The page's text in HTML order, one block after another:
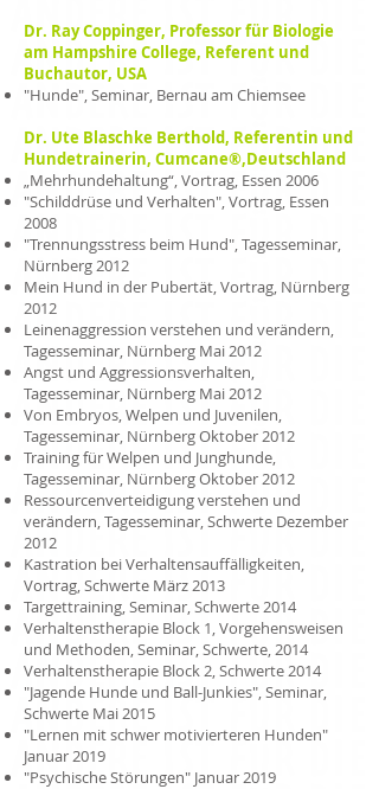
Dr. Ray Coppinger, Professor für Biologie
am Hampshire College, Referent und
Buchautor, USA
"Hunde", Seminar, Bernau am Chiemsee
Dr. Ute Blaschke Berthold, Referentin und
Hundetrainerin, Cumcane®,Deutschland
„Mehrhundehaltung“, Vortrag, Essen 2006
"Schilddrüse und Verhalten", Vortrag, Essen
2008
"Trennungsstress beim Hund", Tagesseminar,
Nürnberg 2012
Mein Hund in der Pubertät, Vortrag, Nürnberg
2012
Leinenaggression verstehen und verändern,
Tagesseminar, Nürnberg Mai 2012
Angst und Aggressionsverhalten,
Tagesseminar, Nürnberg Mai 2012
Von Embryos, Welpen und Juvenilen,
Tagesseminar, Nürnberg Oktober 2012
Training für Welpen und Junghunde,
Tagesseminar, Nürnberg Oktober 2012
Ressourcenverteidigung verstehen und
verändern, Tagesseminar, Schwerte Dezember
2012
Kastration bei Verhaltensauffälligkeiten,
Vortrag, Schwerte März 2013
Targettraining, Seminar, Schwerte 2014
Verhaltenstherapie Block 1, Vorgehensweisen
und Methoden, Seminar, Schwerte, 2014
Verhaltenstherapie Block 2, Schwerte 2014
"Jagende Hunde und Ball-Junkies", Seminar,
Schwerte Mai 2015
"Lernen mit schwer motivierteren Hunden"
Januar 2019
"Psychische Störungen" Januar 2019